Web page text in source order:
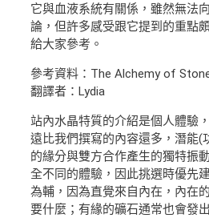
它與血液系統有關係，雖然無法
論，但許多感受跟它提到的重點
給大家參考。
參考資料：The Alchemy of
翻譯者：Lydia
站內水晶特質的介紹是個人體驗
遠比我們撰寫的內容還多，潛能(
的緣分與雙方合作產生的獨特振
全不同的體驗，因此挑選時優先
為輔，因為直覺來自內在，內在
要什麼；有緣的礦石通常也會發